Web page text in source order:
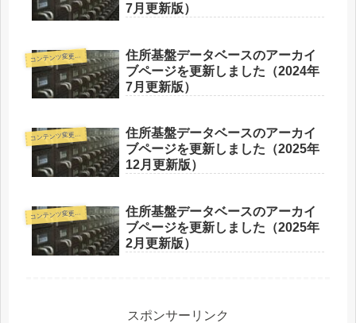
7月更新版）
コ
ンテンツ変更情報
住所基盤データベースのアーカイ
ブページを更新しました（2024年
7月更新版）
コ
ンテンツ変更情報
住所基盤データベースのアーカイ
ブページを更新しました（2025年
12月更新版）
コ
ンテンツ変更情報
住所基盤データベースのアーカイ
ブページを更新しました（2025年
2月更新版）
スポンサーリンク